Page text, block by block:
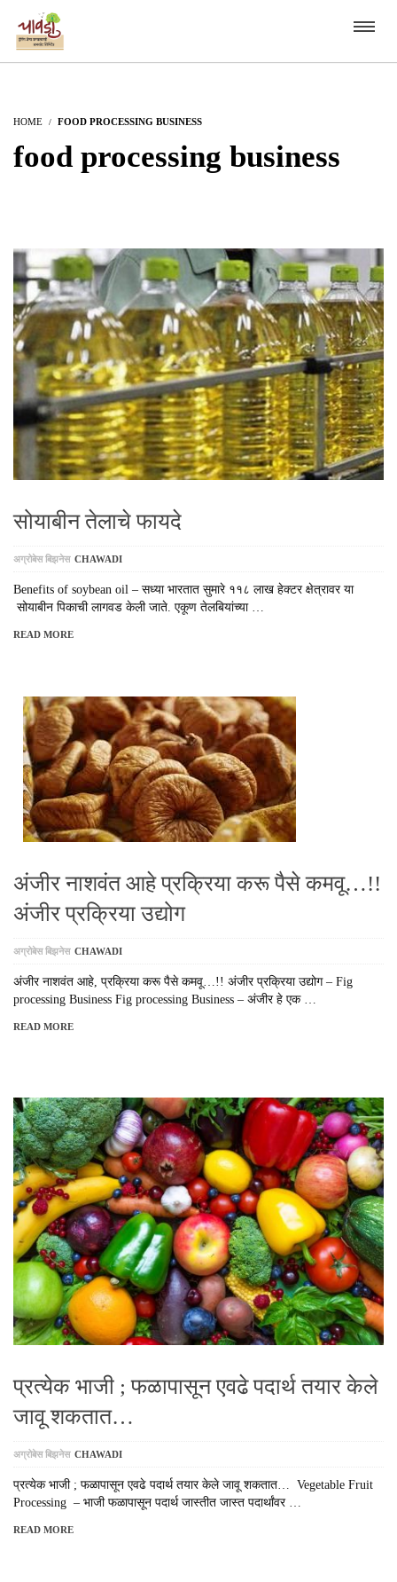
HOME FOOD PROCESSING BUSINESS
food processing business
सोयाबीन तेलाचे फायदे
अग्रोबेस बिझनेस CHAWADI
Benefits of soybean oil – सध्या भारतात सुमारे ११८ लाख हेक्टर क्षेत्रावर या
सोयाबीन पिकाची लागवड केली जाते. एकूण तेलबियांच्या …
READ MORE
अंजीर नाशवंत आहे प्रक्रिया करू पैसे कमवू…!!
अंजीर प्रक्रिया उद्योग
अग्रोबेस बिझनेस CHAWADI
अंजीर नाशवंत आहे, प्रक्रिया करू पैसे कमवू…!! अंजीर प्रक्रिया उद्योग – Fig
processing Business Fig processing Business – अंजीर हे एक …
READ MORE
प्रत्येक भाजी ; फळापासून एवढे पदार्थ तयार केले
जावू शकतात…
अग्रोबेस बिझनेस CHAWADI
प्रत्येक भाजी ; फळापासून एवढे पदार्थ तयार केले जावू शकतात… Vegetable Fruit
Processing – भाजी फळापासून पदार्थ जास्तीत जास्त पदार्थांवर …
READ MORE